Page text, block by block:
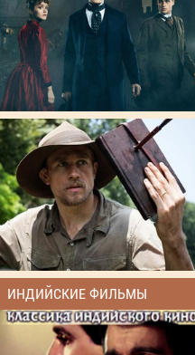
ИНДИЙСКИЕ ФИЛЬМЫ